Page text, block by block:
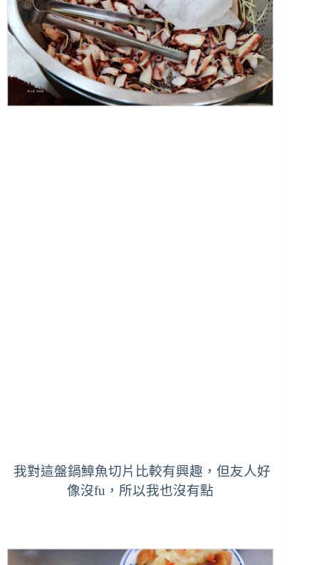
我對這盤鍋鱆魚切片比較有興趣，但友人好
像沒fu，所以我也沒有點